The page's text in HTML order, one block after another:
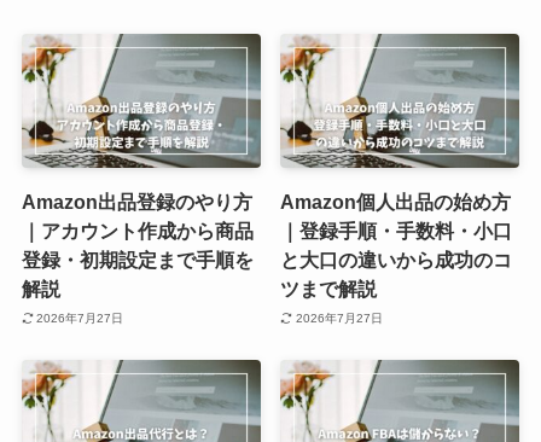
Amazon出品登録のやり方
｜アカウント作成から商品
登録・初期設定まで手順を
解説
2026年7月27日
Amazon個人出品の始め方
｜登録手順・手数料・小口
と大口の違いから成功のコ
ツまで解説
2026年7月27日